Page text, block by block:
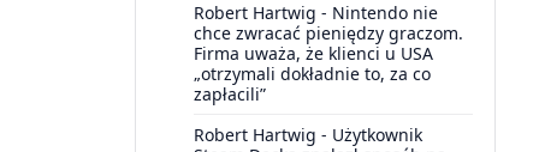
Robert Hartwig - Nintendo nie
chce zwracać pieniędzy graczom.
Firma uważa, że klienci u USA
„otrzymali dokładnie to, za co
zapłacili”
Robert Hartwig - Użytkownik